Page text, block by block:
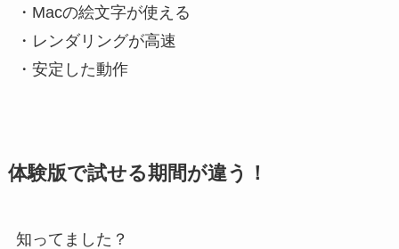
・Macの絵文字が使える
・レンダリングが高速
・安定した動作
体験版で試せる期間が違う！
知ってました？